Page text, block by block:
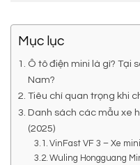
Mục lục
Ô tô điện mini là gì? Tại
Nam?
Tiêu chí quan trọng khi
Danh sách các mẫu xe
(2025)
VinFast VF 3 – Xe
Wuling Hongguang